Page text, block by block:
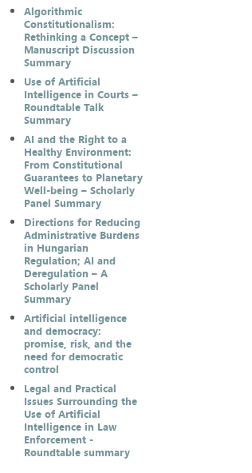
Algorithmic
Constitutionalism:
Rethinking a Concept –
Manuscript Discussion
Summary
Use of Artificial
Intelligence in Courts –
Roundtable Talk
Summary
AI and the Right to a
Healthy Environment:
From Constitutional
Guarantees to Planetary
Well-being – Scholarly
Panel Summary
Directions for Reducing
Administrative Burdens
in Hungarian
Regulation; AI and
Deregulation – A
Scholarly Panel
Summary
Artificial intelligence
and democracy:
promise, risk, and the
need for democratic
control
Legal and Practical
Issues Surrounding the
Use of Artificial
Intelligence in Law
Enforcement -
Roundtable summary